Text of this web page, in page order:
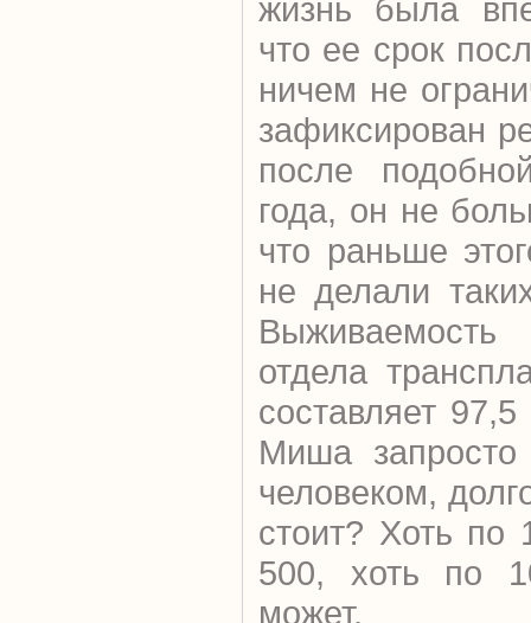
жизнь была
что ее срок
ничем не
зафиксирован
после
года, он не
что раньше
не делали
Выживаемость
отдела
составляет
Миша запросто
человеком,
стоит? Хоть по
500, хоть по
может.